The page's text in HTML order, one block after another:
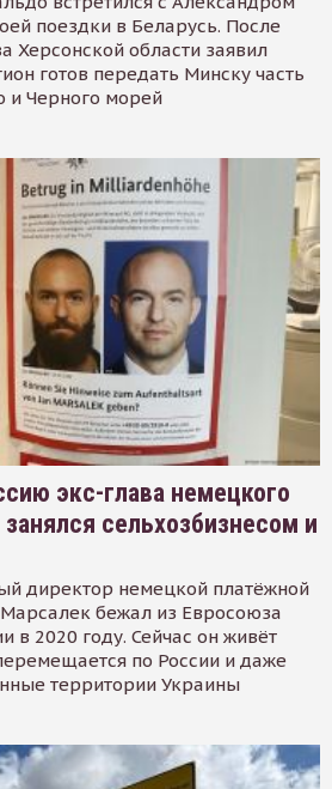
поездки в Беларусь. После
Херсонской области заявил
готов передать Минску часть
и Черного морей
экс-глава немецкого
сельхозбизнесом и
директор немецкой платёжной
бежал из Евросоюза
в 2020 году. Сейчас он живёт
по России и даже
территории Украины